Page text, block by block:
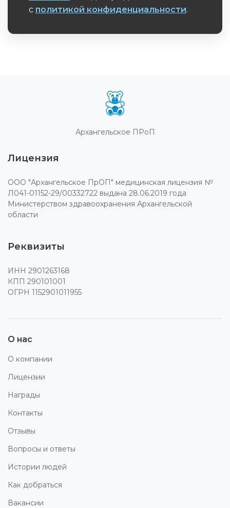
с политикой конфиденциальности.
Архангельское ПРоП
Лицензия
ООО "Архангельское ПрОП" медицинская лицензия №
Л041-01152-29/00332722 выдана 28.06.2019 года
Министерством здравоохранения Архангельской
области
Реквизиты
ИНН 2901263168
КПП 290101001
ОГРН 1152901011955
О нас
О компании
Лицензии
Награды
Контакты
Отзывы
Вопросы и ответы
Истории людей
Как добраться
Вакансии